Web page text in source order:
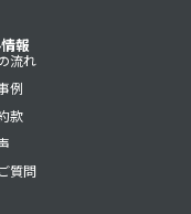
報
流れ
例
款
質問